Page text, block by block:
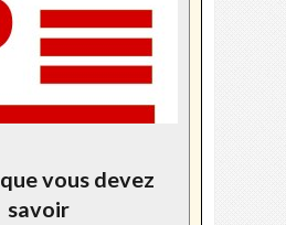
que vous devez
savoir